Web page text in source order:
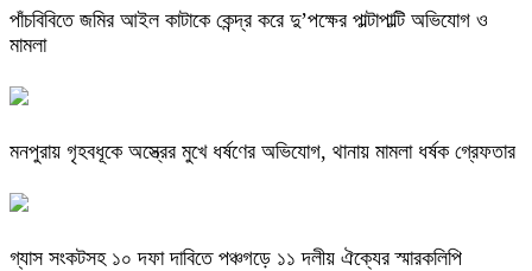
পাঁচবিবিতে জমির আইল কাটাকে কেন্দ্র করে দু’পক্ষের পাল্টাপাল্টি অভিযোগ ও
মামলা
মনপুরায় গৃহবধূকে অস্ত্রের মুখে ধর্ষণের অভিযোগ, থানায় মামলা ধর্ষক গ্রেফতার
গ্যাস সংকটসহ ১০ দফা দাবিতে পঞ্চগড়ে ১১ দলীয় ঐক্যের স্মারকলিপি